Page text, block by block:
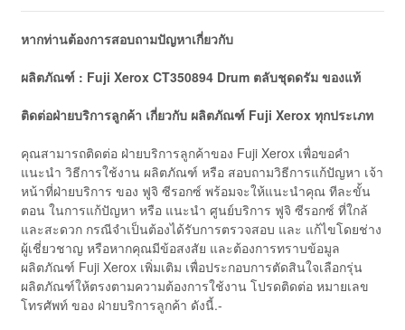
หากท่านต้องการสอบถามปัญหาเกี่ยวกับ
ผลิตภัณฑ์ : Fuji Xerox CT350894 Drum ตลับชุดดรัม ของแท้
ติดต่อฝ่ายบริการลูกค้า เกี่ยวกับ ผลิตภัณฑ์ Fuji Xerox ทุกประเภท
คุณสามารถติดต่อ ฝ่ายบริการลูกค้าของ Fuji Xerox เพื่อขอคำ
แนะนำ วิธีการใช้งาน ผลิตภัณฑ์ หรือ สอบถามวิธีการแก้ปัญหา เจ้า
หน้าที่ฝ่ายบริการ ของ ฟูจิ ซีรอกซ์ พร้อมจะให้แนะนำคุณ ทีละขั้น
ตอน ในการแก้ปัญหา หรือ แนะนำ ศูนย์บริการ ฟูจิ ซีรอกซ์ ที่ใกล้
และสะดวก กรณีจำเป็นต้องได้รับการตรวจสอบ และ แก้ไขโดยช่าง
ผู้เชี่ยวชาญ หรือหากคุณมีข้อสงสัย และต้องการทราบข้อมูล
ผลิตภัณฑ์ Fuji Xerox เพิ่มเติม เพื่อประกอบการตัดสินใจเลือกรุ่น
ผลิตภัณฑ์ให้ตรงตามความต้องการใช้งาน โปรดติดต่อ หมายเลข
โทรศัพท์ ของ ฝ่ายบริการลูกค้า ดังนี้.-